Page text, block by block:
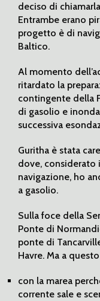
deciso di
Entrambe erano
progetto è di
Baltico.
Al momento
ritardato la
contingente della
di gasolio e
successiva
Guritha è stata
dove, considerato
navigazione, ho
a gasolio.
Sulla foce della
Ponte di
ponte di
Havre. Ma a
con la marea
corrente sale e